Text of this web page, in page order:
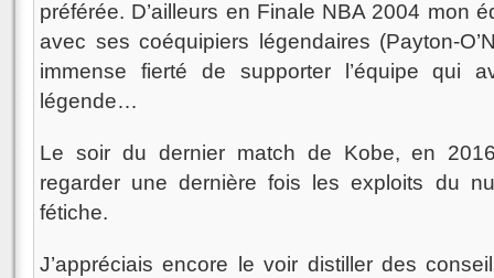
préférée. D’ailleurs en Finale NBA 2004 mon
avec ses coéquipiers légendaires (Payton-
immense fierté de supporter l’équipe qui
légende…
Le soir du dernier match de Kobe, en
regarder une dernière fois les exploits du
fétiche.
J’appréciais encore le voir distiller des